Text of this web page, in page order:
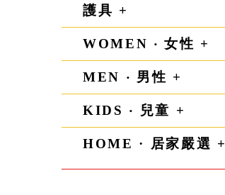
護具 +
WOMEN ‧ 女性 +
MEN ‧ 男性 +
KIDS ‧ 兒童 +
HOME · 居家嚴選 +